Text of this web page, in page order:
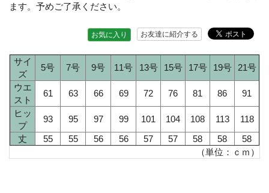
ます。予めご了承ください。
お友達に紹介する
お気に入り
サイ
ズ
5号 7号 9号 11号 13号 15号 17号 19号
21号
ウエ
スト
61 63 66 69 72 76 81 86
91
ヒッ
プ
93 95 97 99 101 104 108 113
118
丈
55 55 56 56 57 57 58 58
58
（単位：ｃｍ）